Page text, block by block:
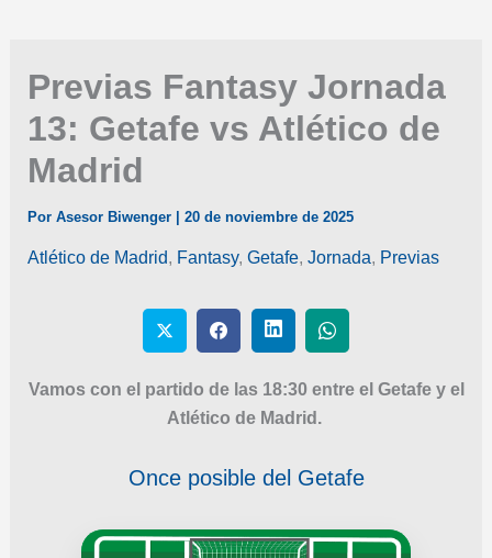
Previas Fantasy Jornada
13: Getafe vs Atlético de
Madrid
Por Asesor Biwenger 20 de noviembre de 2025
Atlético de Madrid, Fantasy, Getafe, Jornada, Previas
Vamos con el partido de las 18:30 entre el Getafe y el
Atlético de Madrid.
Once posible del Getafe